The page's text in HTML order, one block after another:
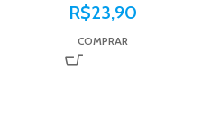
R$23,90
COMPRAR